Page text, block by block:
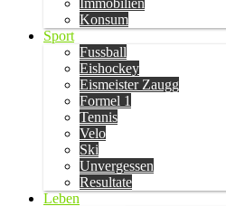
Immobilien
Konsum
Sport
Fussball
Eishockey
Eismeister Zaugg
Formel 1
Tennis
Velo
Ski
Unvergessen
Resultate
Leben